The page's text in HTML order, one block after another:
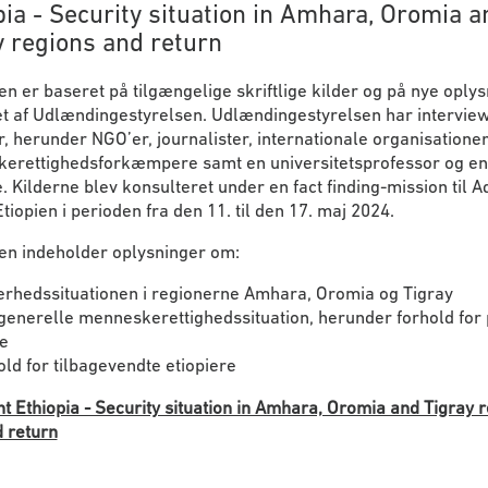
- Security situation in Amhara, Oromia
regions and return
er baseret på tilgængelige skriftlige kilder og på nye
af Udlændingestyrelsen. Udlændingestyrelsen har
herunder NGO’er, journalister, internationale
samt en universitetsprofessor og
Kilderne blev konsulteret under en fact finding-mission til
i perioden fra den 11. til den 17. maj 2024.
indeholder oplysninger om:
i regionerne Amhara, Oromia og Tigray
menneskerettighedssituation, herunder forhold for
for tilbagevendte etiopiere
Ethiopia - Security situation in Amhara, Oromia and Tigray
return